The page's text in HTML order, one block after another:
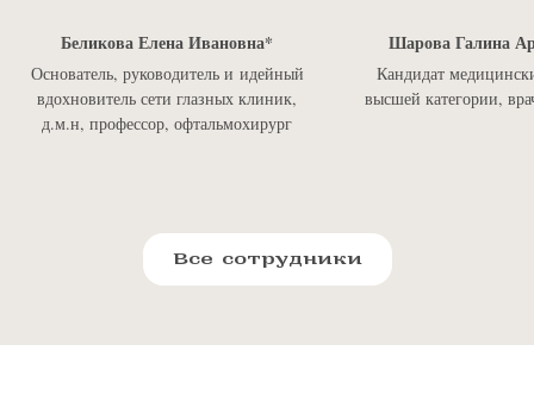
Беликова Елена Ивановна
Основатель, руководитель и идейный
вдохновитель сети глазных клиник,
д.м.н, профессор, офтальмохирург
Шарова Галина
Кандидат
высшей категории,
Все сотрудники